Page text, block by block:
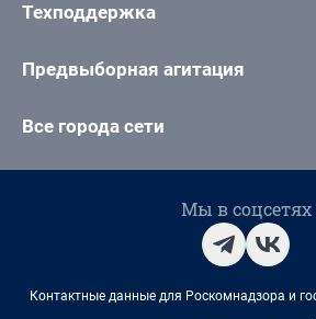
Техподдержка
Предвыборная агитация
Все города сети
Мы в соцсетях
Контактные данные для Роскомнадзора и